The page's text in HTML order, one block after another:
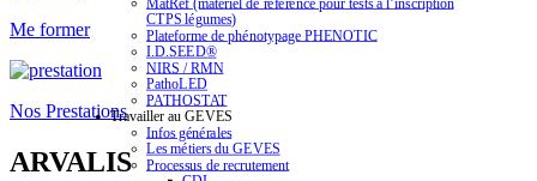
Me former
Nos Prestations
ARVALIS
CTPS légumes)
Plateforme de phénotypage PHENOTIC
I.D.SEED®
NIRS / RMN
PathoLED
PATHOSTAT
Travailler au GEVES
Infos générales
Les métiers du GEVES
Processus de recrutement